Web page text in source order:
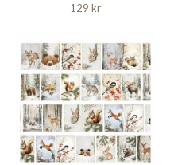
129 kr